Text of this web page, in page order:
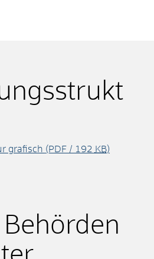
grafisch (PDF / 192 KB)